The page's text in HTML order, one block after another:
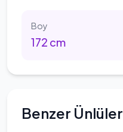
Boy
172 cm
Benzer Ünlüler